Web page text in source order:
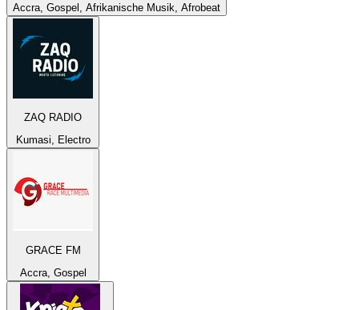
Accra, Gospel, Afrikanische Musik, Afrobeat
ZAQ RADIO
Kumasi, Electro
GRACE FM
Accra, Gospel